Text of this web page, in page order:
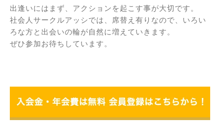
出逢いにはまず、アクションを起こす事が大切です。
社会人サークルアッシでは、席替え有りなので、いろい
ろな方と出会いの輪が自然に増えていきます。
ぜひ参加お待ちしています。